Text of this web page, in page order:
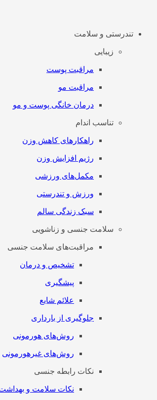
تندرستی و سلامت
زیبایی
مراقبت پوست
مراقبت مو
درمان خانگی پوست و مو
تناسب اندام
راهکارهای کاهش وزن
رژیم افزایش وزن
مکمل‌های ورزشی
ورزش و تندرستی
سبک زندگی سالم
سلامت جنسی و زناشویی
مراقبت‌های سلامت جنسی
تشخیص و درمان
پیشگیری
علائم شایع
جلوگیری از بارداری
روش‌های هورمونی
روش‌های غیرهورمونی
نکات رابطه جنسی
نکات سلامت و